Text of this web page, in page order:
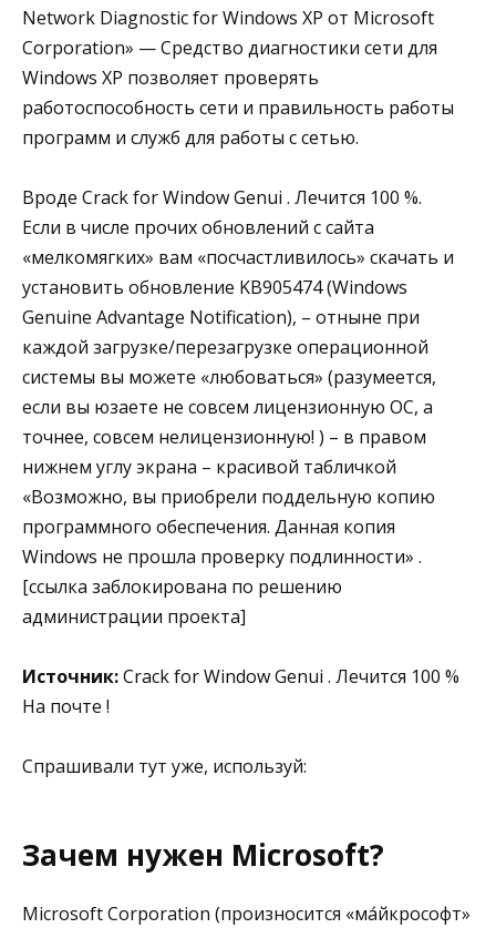
Network Diagnostic for Windows XP от Microsoft
Corporation» — Средство диагностики сети для
Windows XP позволяет проверять
работоспособность сети и правильность работы
программ и служб для работы с сетью.
Вроде Crack for Window Genui . Лечится 100 %.
Если в числе прочих обновлений с сайта
«мелкомягких» вам «посчастливилось» скачать и
установить обновление KB905474 (Windows
Genuine Advantage Notification), – отныне при
каждой загрузке/перезагрузке операционной
системы вы можете «любоваться» (разумеется,
если вы юзаете не совсем лицензионную ОС, а
точнее, совсем нелицензионную! ) – в правом
нижнем углу экрана – красивой табличкой
«Возможно, вы приобрели поддельную копию
программного обеспечения. Данная копия
Windows не прошла проверку подлинности» .
[ссылка заблокирована по решению
администрации проекта]
Источник:Crack for Window Genui . Лечится 100 %
На почте !
Спрашивали тут уже, используй:
Зачем нужен Microsoft?
Microsoft Corporation (произносится «ма́йкрософт»